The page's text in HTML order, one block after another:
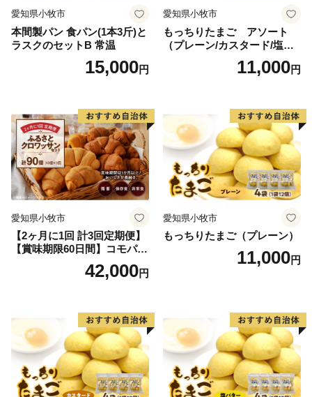
愛知県小牧市
本間製パン 食パン(1本3斤)と
ラスクのセットB 常温
15,000円
愛知県小牧市
もっちりたまご アソート
（プレーン/カスタード/塩バ
ター/小倉バター）11,000円
愛知県小牧市
【2ヶ月に1回 計3回定期便】
【賞味期限60日間】コモパ
ン ふるさとクロワッサンセ
ット（計90個）／災害用備蓄
42,000円
愛知県小牧市
もっちりたまご（プレーン）
11,000円